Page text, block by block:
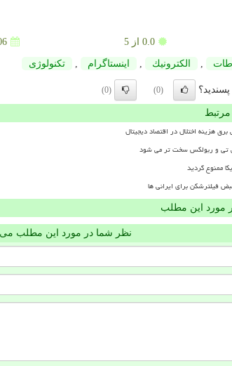
0.0از 5
الكترونیك اینستاگرام تكنولوژی
(0)
(0)
برق هزینه اختلال در اقتصاد دیجیتال
تی و ربولکس سخت تر می شود
ممنوع گردید
فیلترشکن برای ایرانی ها
مورد این مطلب
نظر شما در مورد این مطلب